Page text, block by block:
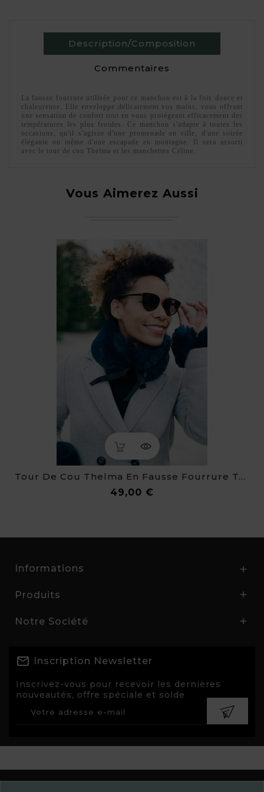
Description/Composition
Commentaires
La fausse fourrure utilisée pour ce manchon est à la fois douce et
chaleureuse. Elle enveloppe délicatement vos mains, vous offrant
une sensation de confort tout en vous protégeant efficacement des
températures les plus froides. Ce manchon s'adapte à toutes les
occasions, qu'il s'agisse d'une promenade en ville, d'une soirée
élégante ou même d'une escapade en montagne. Il sera assorti
avec le tour de cou Thelma et les manchettes Céline.
Vous Aimerez Aussi
Tour De Cou Thelma En Fausse Fourrure Toute Douce
49,00 €
Informations 
Produits 
Notre Société 
Inscription Newsletter
Inscrivez-vous pour recevoir les dernières
nouveautés, offre spéciale et solde
© 2026 - Aline Nivesse